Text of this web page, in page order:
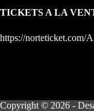
TICKETS A LA
https://
Copyright © 2026 -